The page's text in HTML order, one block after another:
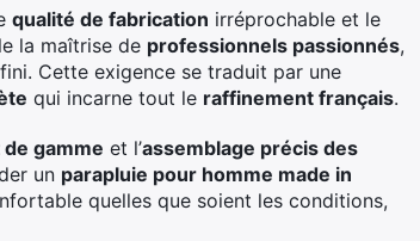
qualité de fabrication irréprochable et le
la maîtrise de professionnels passionnés,
Cette exigence se traduit par une
qui incarne tout le raffinement français.
gamme et l’assemblage précis des
un parapluie pour homme made in
quelles que soient les conditions,